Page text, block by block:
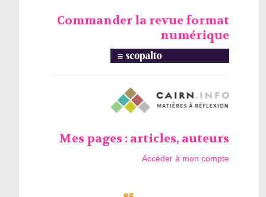
Commander la revue format
numérique
Mes pages : articles, auteurs
Accéder à mon compte